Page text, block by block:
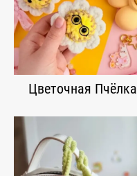
Цветочная Пчёлка